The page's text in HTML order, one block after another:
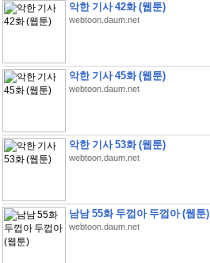
악한 기사 42화 (웹툰)
webtoon.daum.net
악한 기사 45화 (웹툰)
webtoon.daum.net
악한 기사 53화 (웹툰)
webtoon.daum.net
남남 55화 두껍아 두껍아 (웹툰)
webtoon.daum.net